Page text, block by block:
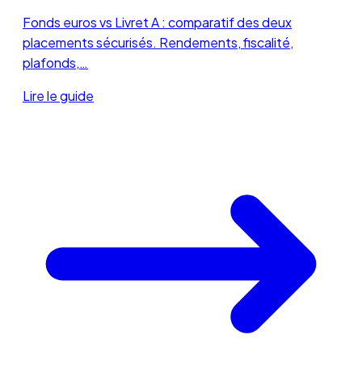
Fonds euros vs Livret A : comparatif des deux
placements sécurisés. Rendements, fiscalité,
plafonds,…
Lire le guide